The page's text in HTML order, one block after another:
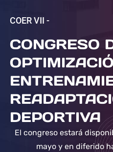
COER VII -
CONGRESO
DEPORTIVA
El congreso estará
mayo y en diferido